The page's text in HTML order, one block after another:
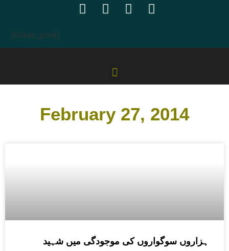
[ticker_post]
February 27, 2014
ہزاروں سوگواروں کی موجودگی میں شہید